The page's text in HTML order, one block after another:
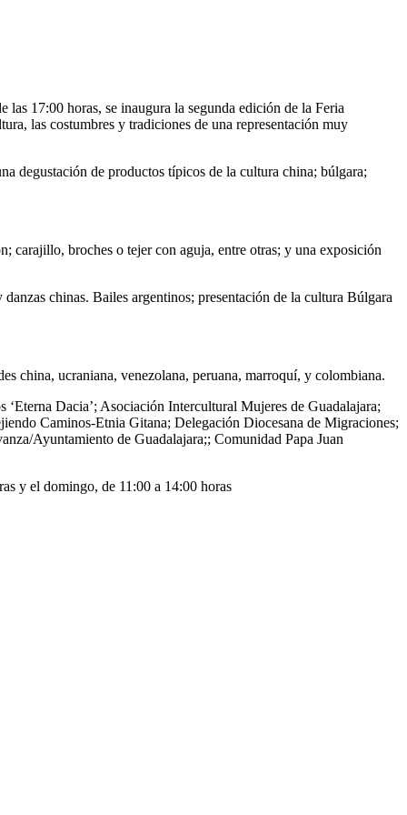
las 17:00 horas, se inaugura la segunda edición de la Feria
las costumbres y tradiciones de una representación muy
degustación de productos típicos de la cultura china; búlgara;
carajillo, broches o tejer con aguja, entre otras; y una exposición
chinas. Bailes argentinos; presentación de la cultura Búlgara
china, ucraniana, venezolana, peruana, marroquí, y colombiana.
Dacia’; Asociación Intercultural Mujeres de Guadalajara;
Caminos-Etnia Gitana; Delegación Diocesana de Migraciones;
Ayuntamiento de Guadalajara;; Comunidad Papa Juan
y el domingo, de 11:00 a 14:00 horas